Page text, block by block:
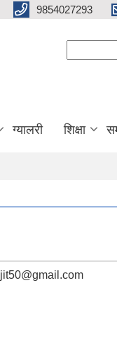
9854027293
ग्यालरी शिक्षा